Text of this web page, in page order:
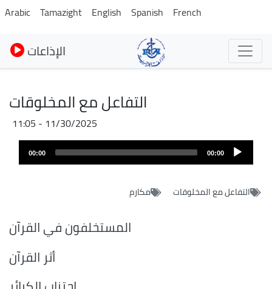
Skip
to
main
content
Arabic Tamazight English Spanish French
الإذاعات
التفاعل مع المخلوقات
11/30/2025 - 11:05
00:00
00:00
التفاعل مع المخلوقات مكارم
المستخلفون في القرآن
أثر القرآن